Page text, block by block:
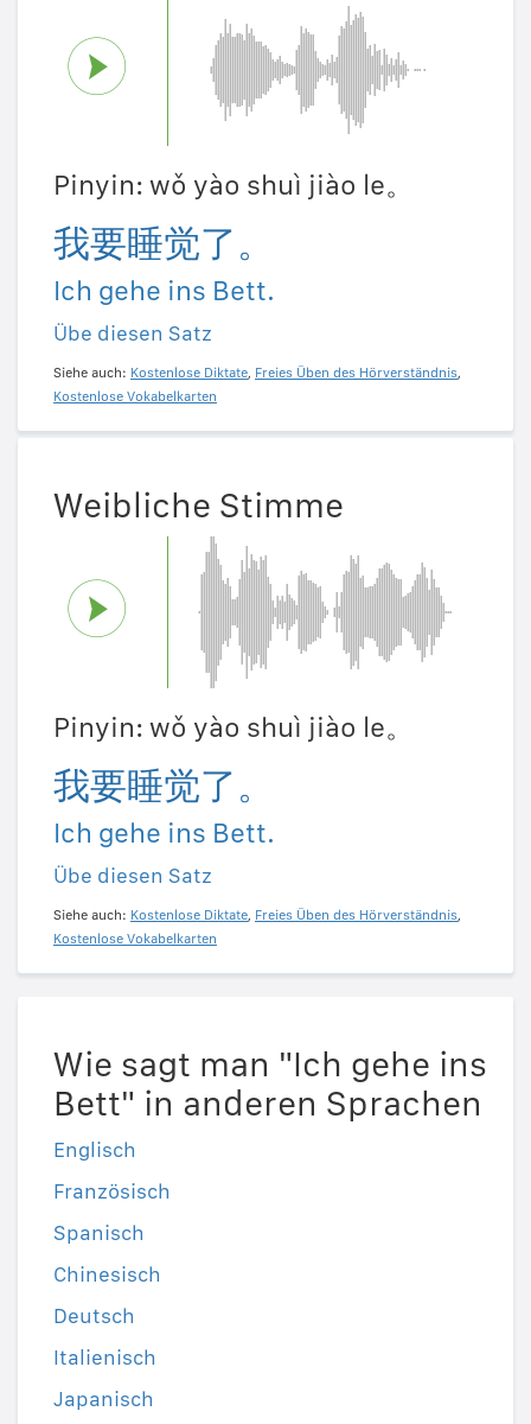
Pinyin: wǒ yào shuì jiào le。
我要睡觉了。
Ich gehe ins Bett.
Übe diesen Satz
Siehe auch: Kostenlose Diktate, Freies Üben des Hörverständnis,
Kostenlose Vokabelkarten
Weibliche Stimme
Pinyin: wǒ yào shuì jiào le。
我要睡觉了。
Ich gehe ins Bett.
Übe diesen Satz
Siehe auch: Kostenlose Diktate, Freies Üben des Hörverständnis,
Kostenlose Vokabelkarten
Wie sagt man "Ich gehe ins
Bett" in anderen Sprachen
Englisch
Französisch
Spanisch
Chinesisch
Deutsch
Italienisch
Japanisch